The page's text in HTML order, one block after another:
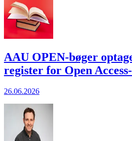
AAU OPEN-bøger
register for Open
26.06.2026